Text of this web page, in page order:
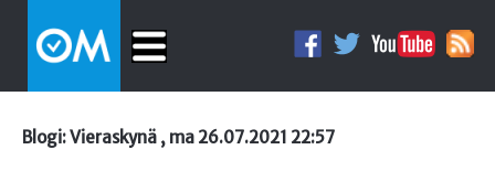
Blogi: Vieraskynä , ma 26.07.2021 22:57